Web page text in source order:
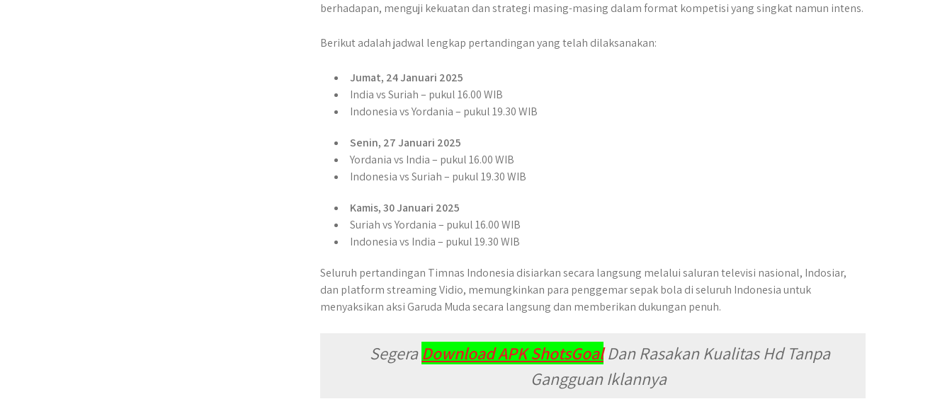
berhadapan, menguji kekuatan dan strategi masing-masing dalam format kompetisi yang singkat namun intens.
Berikut adalah jadwal lengkap pertandingan yang telah dilaksanakan:
Jumat, 24 Januari 2025
India vs Suriah – pukul 16.00 WIB
Indonesia vs Yordania – pukul 19.30 WIB
Senin, 27 Januari 2025
Yordania vs India – pukul 16.00 WIB
Indonesia vs Suriah – pukul 19.30 WIB
Kamis, 30 Januari 2025
Suriah vs Yordania – pukul 16.00 WIB
Indonesia vs India – pukul 19.30 WIB
Seluruh pertandingan Timnas Indonesia disiarkan secara langsung melalui saluran televisi nasional, Indosiar,
dan platform streaming Vidio, memungkinkan para penggemar sepak bola di seluruh Indonesia untuk
menyaksikan aksi Garuda Muda secara langsung dan memberikan dukungan penuh.
SegeraDownload APK ShotsGoalDan Rasakan Kualitas Hd Tanpa
Gangguan Iklannya